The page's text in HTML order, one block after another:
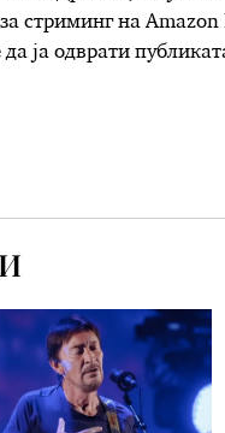
стриминг на Amazon
ја одврати